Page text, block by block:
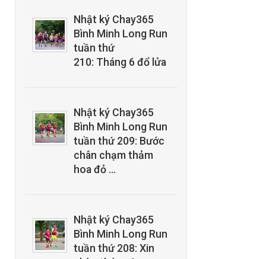
Nhật ký Chay365
Bình Minh Long Run
tuần thứ
210: Tháng 6 đổ lửa
Nhật ký Chay365
Bình Minh Long Run
tuần thứ 209: Bước
chân chạm thảm
hoa đỏ …
Nhật ký Chay365
Bình Minh Long Run
tuần thứ 208: Xin